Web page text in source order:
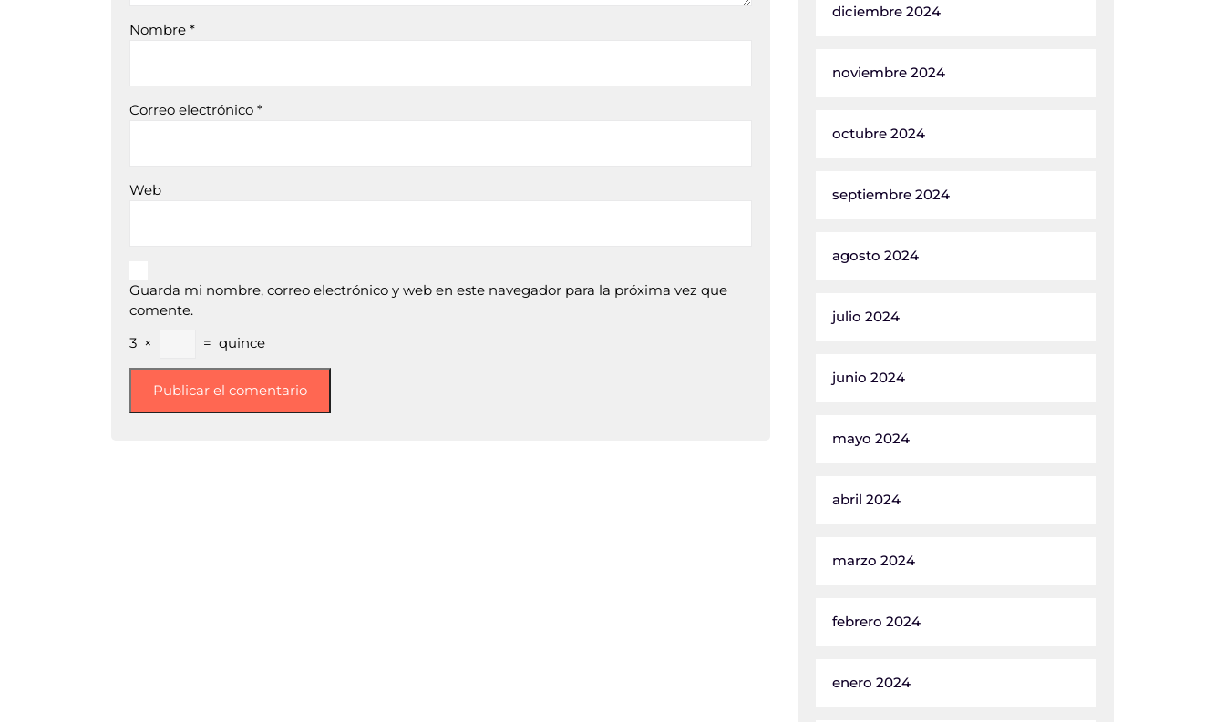
Nombre *
Correo electrónico *
Web
Guarda mi nombre, correo electrónico y web en este navegador para la próxima vez que
comente.
3 × = quince
diciembre 2024
noviembre 2024
octubre 2024
septiembre 2024
agosto 2024
julio 2024
junio 2024
mayo 2024
abril 2024
marzo 2024
febrero 2024
enero 2024